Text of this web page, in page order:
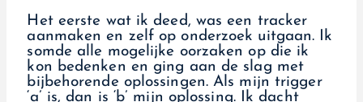
Het eerste wat ik deed, was een tracker
aanmaken en zelf op onderzoek uitgaan. Ik
somde alle mogelijke oorzaken op die ik
kon bedenken en ging aan de slag met
bijbehorende oplossingen. Als mijn trigger
‘a’ is, dan is ‘b’ mijn oplossing. Ik dacht